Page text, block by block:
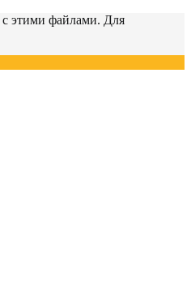
с этими файлами. Для